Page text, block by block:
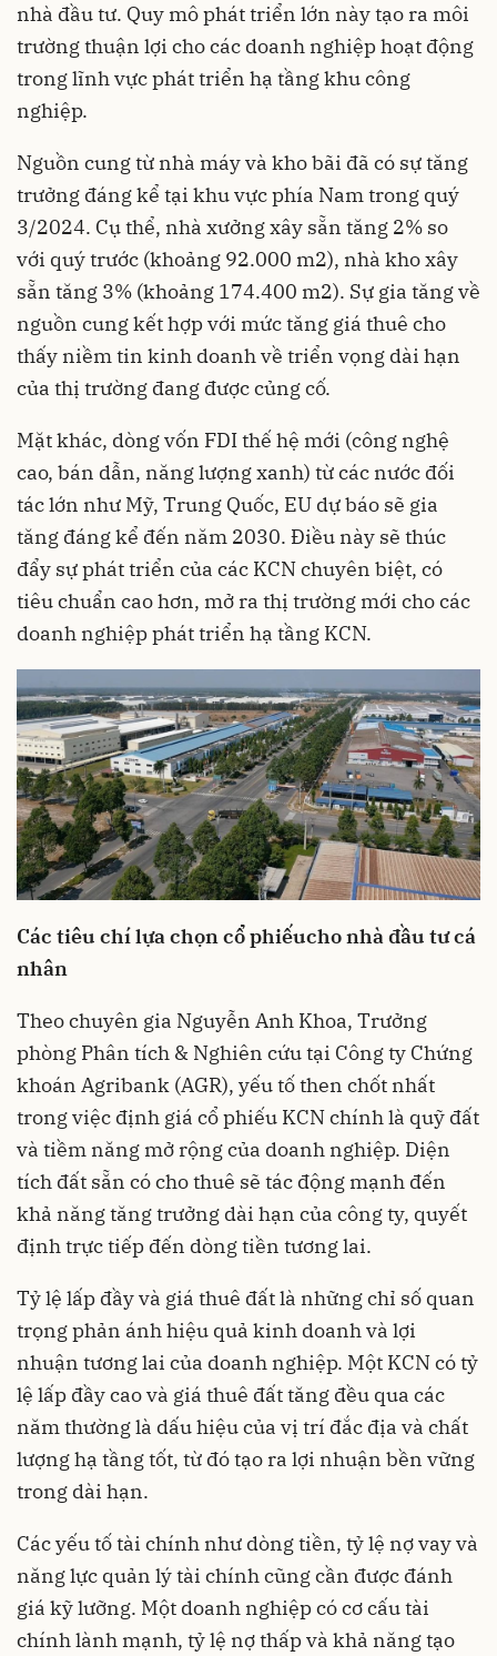
nhà đầu tư. Quy mô phát triển lớn này tạo ra môi
trường thuận lợi cho các doanh nghiệp hoạt động
trong lĩnh vực phát triển hạ tầng khu công
nghiệp.
Nguồn cung từ nhà máy và kho bãi đã có sự tăng
trưởng đáng kể tại khu vực phía Nam trong quý
3/2024. Cụ thể, nhà xưởng xây sẵn tăng 2% so
với quý trước (khoảng 92.000 m2), nhà kho xây
sẵn tăng 3% (khoảng 174.400 m2). Sự gia tăng về
nguồn cung kết hợp với mức tăng giá thuê cho
thấy niềm tin kinh doanh về triển vọng dài hạn
của thị trường đang được củng cố.
Mặt khác, dòng vốn FDI thế hệ mới (công nghệ
cao, bán dẫn, năng lượng xanh) từ các nước đối
tác lớn như Mỹ, Trung Quốc, EU dự báo sẽ gia
tăng đáng kể đến năm 2030. Điều này sẽ thúc
đẩy sự phát triển của các KCN chuyên biệt, có
tiêu chuẩn cao hơn, mở ra thị trường mới cho các
doanh nghiệp phát triển hạ tầng KCN.
Các tiêu chí lựa chọn cổ phiếucho nhà đầu tư cá
nhân
Theo chuyên gia Nguyễn Anh Khoa, Trưởng
phòng Phân tích & Nghiên cứu tại Công ty Chứng
khoán Agribank (AGR), yếu tố then chốt nhất
trong việc định giá cổ phiếu KCN chính là quỹ đất
và tiềm năng mở rộng của doanh nghiệp. Diện
tích đất sẵn có cho thuê sẽ tác động mạnh đến
khả năng tăng trưởng dài hạn của công ty, quyết
định trực tiếp đến dòng tiền tương lai.
Tỷ lệ lấp đầy và giá thuê đất là những chỉ số quan
trọng phản ánh hiệu quả kinh doanh và lợi
nhuận tương lai của doanh nghiệp. Một KCN có tỷ
lệ lấp đầy cao và giá thuê đất tăng đều qua các
năm thường là dấu hiệu của vị trí đắc địa và chất
lượng hạ tầng tốt, từ đó tạo ra lợi nhuận bền vững
trong dài hạn.
Các yếu tố tài chính như dòng tiền, tỷ lệ nợ vay và
năng lực quản lý tài chính cũng cần được đánh
giá kỹ lưỡng. Một doanh nghiệp có cơ cấu tài
chính lành mạnh, tỷ lệ nợ thấp và khả năng tạo